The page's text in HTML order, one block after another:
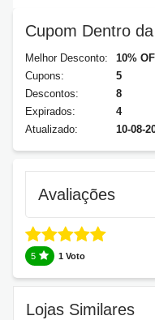
Cupom Dentro
Melhor Desconto:
10%
Cupons:
5
Descontos:
8
Expirados:
4
Atualizado:
10-08-
Avaliações
5 1 Voto
Lojas Similares